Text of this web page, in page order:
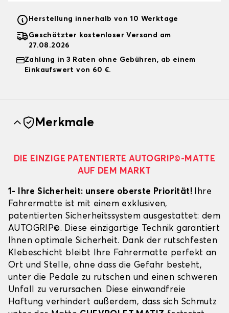
Herstellung innerhalb von 10 Werktage
Geschätzter kostenloser Versand am
27.08.2026
Zahlung in 3 Raten ohne Gebühren, ab einem
Einkaufswert von 60 €.
Merkmale
DIE EINZIGE PATENTIERTE AUTOGRIP©-MATTE
AUF DEM MARKT
1- Ihre Sicherheit: unsere oberste Priorität! Ihre
Fahrermatte ist mit einem exklusiven,
patentierten Sicherheitssystem ausgestattet: dem
AUTOGRIP©. Diese einzigartige Technik garantiert
Ihnen optimale Sicherheit. Dank der rutschfesten
Klebeschicht bleibt Ihre Fahrermatte perfekt an
Ort und Stelle, ohne dass die Gefahr besteht,
unter die Pedale zu rutschen und einen schweren
Unfall zu verursachen. Diese einwandfreie
Haftung verhindert außerdem, dass sich Schmutz